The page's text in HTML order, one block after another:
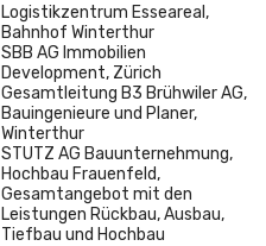
Logistikzentrum Esseareal,
Bahnhof Winterthur
SBB AG Immobilien
Development, Zürich
Gesamtleitung B3 Brühwiler AG,
Bauingenieure und Planer,
Winterthur
STUTZ AG Bauunternehmung,
Hochbau Frauenfeld,
Gesamtangebot mit den
Leistungen Rückbau, Ausbau,
Tiefbau und Hochbau